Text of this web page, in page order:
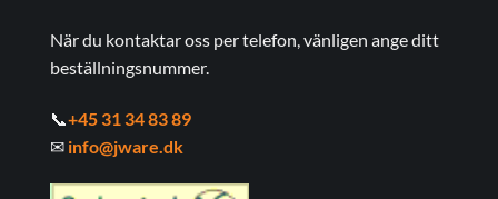
När du kontaktar oss per telefon, vänligen ange ditt
beställningsnummer.
📞+45 31 34 83 89
✉ info@jware.dk